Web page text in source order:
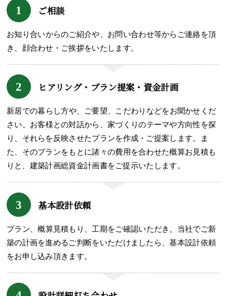
1 ご相談
お知り合いからのご紹介や、お問い合わせ等からご連絡を頂
き、顔合わせ・ご挨拶をいたします。
2 ヒアリング・ プラン提案・資金計画
新居での暮らし方や、ご要望、こだわりなどをお聞かせくだ
さい。お客様との対話から、家づくりのテーマや方向性を探
り、それらを反映させたプランを作成・ご提案します。ま
た、そのプランをもとに諸々の費用を合わせた概算お見積も
りと、建築計画総資金計画書をご提示いたします。
3 基本設計依頼
プラン、概算見積もり、工期をご確認いただき、当社でご新
築の計画を進めるご判断をいただけましたら、基本設計依頼
をお申し込み頂きます。